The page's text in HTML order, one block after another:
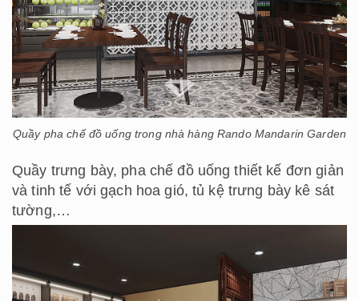
Quầy pha chế đồ uống trong nhà hàng Rando Mandarin Garden
Quầy trưng bày, pha chế đồ uống thiết kế đơn giản
và tinh tế với gạch hoa gió, tủ kệ trưng bày kê sát
tường,…